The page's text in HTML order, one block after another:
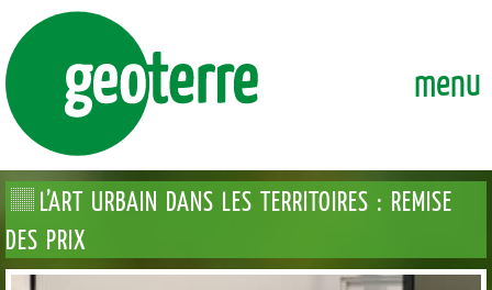
ENSEMBLE, FAÇONNONS DURABLEMENT LA VILLE DE
menu
L’ART URBAIN DANS LES TERRITOIRES : REMISE
DES PRIX